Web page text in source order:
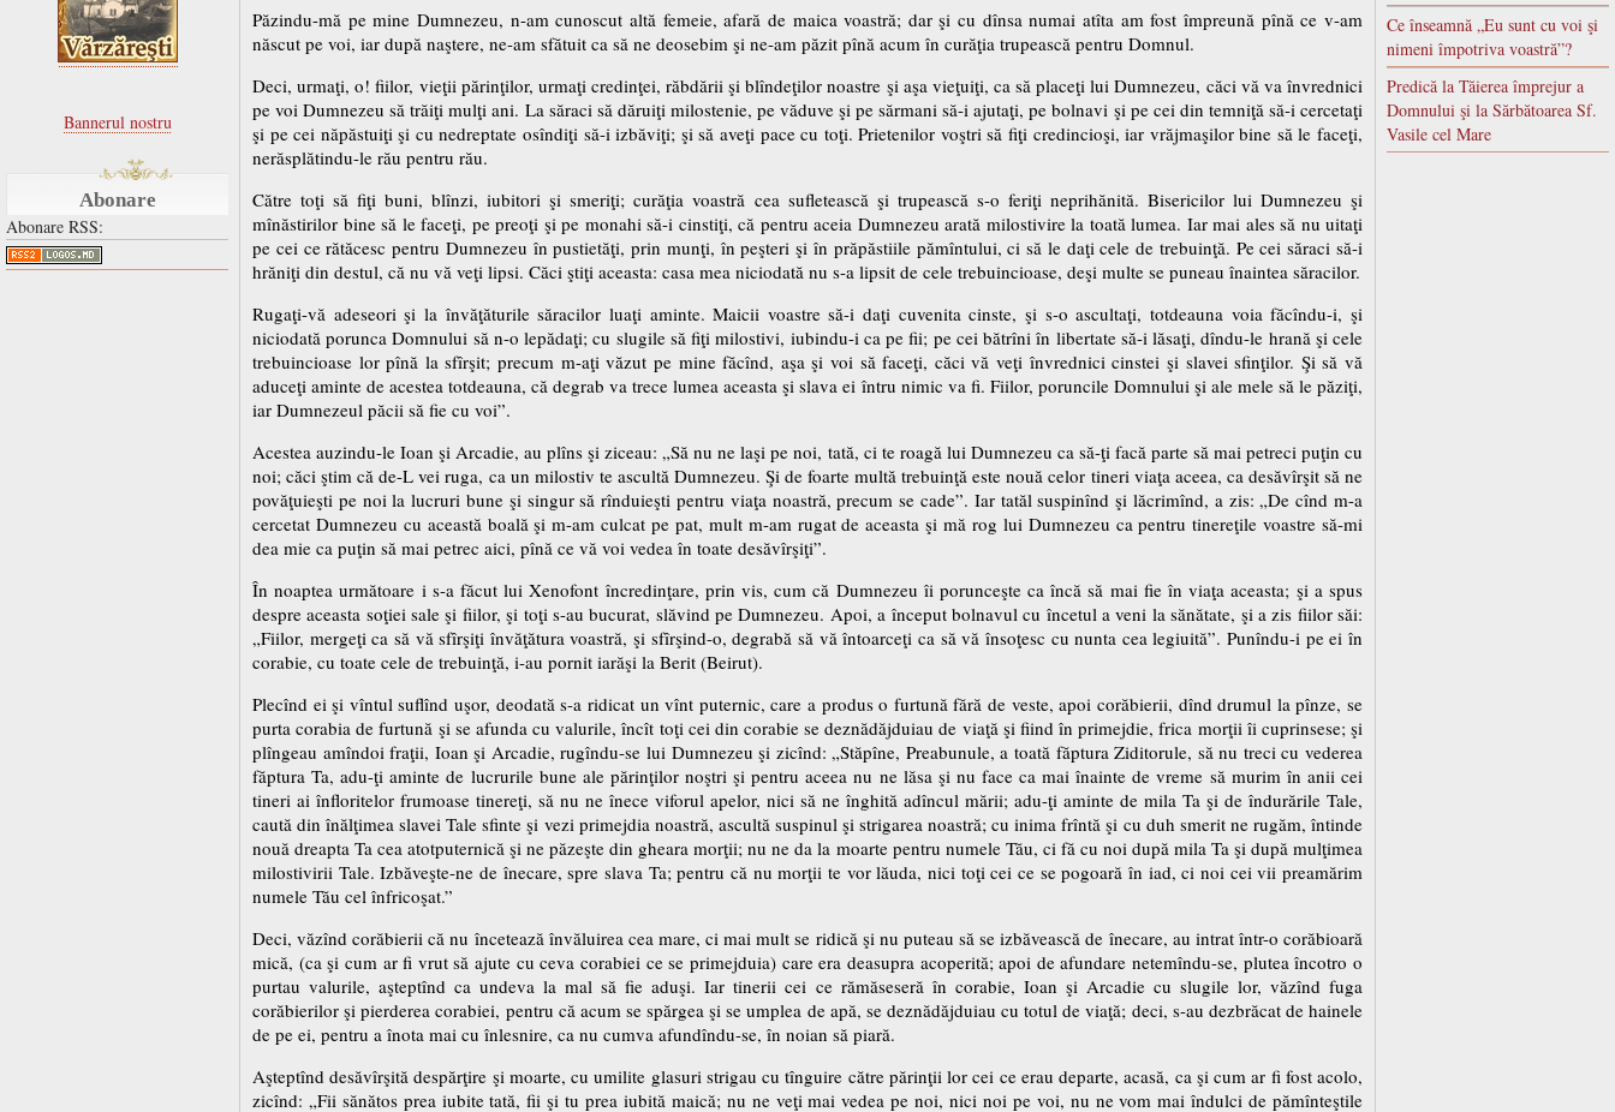
Bannerul nostru
Abonare
Abonare RSS:
Ce înseamnă „Eu sunt cu voi şi
nimeni împotriva voastră”?
Predică la Tăierea împrejur a
Domnului şi la Sărbătoarea Sf.
Vasile cel Mare
Păzindu-mă pe mine Dumnezeu, n-am cunoscut altă femeie, afară de maica voastră; dar şi cu dînsa numai atîta am fost împreună pînă ce v-am
născut pe voi, iar după naştere, ne-am sfătuit ca să ne deosebim şi ne-am păzit pînă acum în curăţia trupească pentru Domnul.
Deci, urmaţi, o! fiilor, vieţii părinţilor, urmaţi credinţei, răbdării şi blîndeţilor noastre şi aşa vieţuiţi, ca să placeţi lui Dumnezeu, căci vă va învrednici
pe voi Dumnezeu să trăiţi mulţi ani. La săraci să dăruiţi milostenie, pe văduve şi pe sărmani să-i ajutaţi, pe bolnavi şi pe cei din temniţă să-i cercetaţi
şi pe cei năpăstuiţi şi cu nedreptate osîndiţi să-i izbăviţi; şi să aveţi pace cu toţi. Prietenilor voştri să fiţi credincioşi, iar vrăjmaşilor bine să le faceţi,
nerăsplătindu-le rău pentru rău.
Către toţi să fiţi buni, blînzi, iubitori şi smeriţi; curăţia voastră cea sufletească şi trupească s-o feriţi neprihănită. Bisericilor lui Dumnezeu şi
mînăstirilor bine să le faceţi, pe preoţi şi pe monahi să-i cinstiţi, că pentru aceia Dumnezeu arată milostivire la toată lumea. Iar mai ales să nu uitaţi
pe cei ce rătăcesc pentru Dumnezeu în pustietăţi, prin munţi, în peşteri şi în prăpăstiile pămîntului, ci să le daţi cele de trebuinţă. Pe cei săraci să-i
hrăniţi din destul, că nu vă veţi lipsi. Căci ştiţi aceasta: casa mea niciodată nu s-a lipsit de cele trebuincioase, deşi multe se puneau înaintea săracilor.
Rugaţi-vă adeseori şi la învăţăturile săracilor luaţi aminte. Maicii voastre să-i daţi cuvenita cinste, şi s-o ascultaţi, totdeauna voia făcîndu-i, şi
niciodată porunca Domnului să n-o lepădaţi; cu slugile să fiţi milostivi, iubindu-i ca pe fii; pe cei bătrîni în libertate să-i lăsaţi, dîndu-le hrană şi cele
trebuincioase lor pînă la sfîrşit; precum m-aţi văzut pe mine făcînd, aşa şi voi să faceţi, căci vă veţi învrednici cinstei şi slavei sfinţilor. Şi să vă
aduceţi aminte de acestea totdeauna, că degrab va trece lumea aceasta şi slava ei întru nimic va fi. Fiilor, poruncile Domnului şi ale mele să le păziţi,
iar Dumnezeul păcii să fie cu voi”.
Acestea auzindu-le Ioan şi Arcadie, au plîns şi ziceau: „Să nu ne laşi pe noi, tată, ci te roagă lui Dumnezeu ca să-ţi facă parte să mai petreci puţin cu
noi; căci ştim că de-L vei ruga, ca un milostiv te ascultă Dumnezeu. Şi de foarte multă trebuinţă este nouă celor tineri viaţa aceea, ca desăvîrşit să ne
povăţuieşti pe noi la lucruri bune şi singur să rînduieşti pentru viaţa noastră, precum se cade”. Iar tatăl suspinînd şi lăcrimînd, a zis: „De cînd m-a
cercetat Dumnezeu cu această boală şi m-am culcat pe pat, mult m-am rugat de aceasta şi mă rog lui Dumnezeu ca pentru tinereţile voastre să-mi
dea mie ca puţin să mai petrec aici, pînă ce vă voi vedea în toate desăvîrşiţi”.
În noaptea următoare i s-a făcut lui Xenofont încredinţare, prin vis, cum că Dumnezeu îi porunceşte ca încă să mai fie în viaţa aceasta; şi a spus
despre aceasta soţiei sale şi fiilor, şi toţi s-au bucurat, slăvind pe Dumnezeu. Apoi, a început bolnavul cu încetul a veni la sănătate, şi a zis fiilor săi:
„Fiilor, mergeţi ca să vă sfîrşiţi învăţătura voastră, şi sfîrşind-o, degrabă să vă întoarceţi ca să vă însoţesc cu nunta cea legiuită”. Punîndu-i pe ei în
corabie, cu toate cele de trebuinţă, i-au pornit iarăşi la Berit (Beirut).
Plecînd ei şi vîntul suflînd uşor, deodată s-a ridicat un vînt puternic, care a produs o furtună fără de veste, apoi corăbierii, dînd drumul la pînze, se
purta corabia de furtună şi se afunda cu valurile, încît toţi cei din corabie se deznădăjduiau de viaţă şi fiind în primejdie, frica morţii îi cuprinsese; şi
plîngeau amîndoi fraţii, Ioan şi Arcadie, rugîndu-se lui Dumnezeu şi zicînd: „Stăpîne, Preabunule, a toată făptura Ziditorule, să nu treci cu vederea
făptura Ta, adu-ţi aminte de lucrurile bune ale părinţilor noştri şi pentru aceea nu ne lăsa şi nu face ca mai înainte de vreme să murim în anii cei
tineri ai înfloritelor frumoase tinereţi, să nu ne înece viforul apelor, nici să ne înghită adîncul mării; adu-ţi aminte de mila Ta şi de îndurările Tale,
caută din înălţimea slavei Tale sfinte şi vezi primejdia noastră, ascultă suspinul şi strigarea noastră; cu inima frîntă şi cu duh smerit ne rugăm, întinde
nouă dreapta Ta cea atotputernică şi ne păzeşte din gheara morţii; nu ne da la moarte pentru numele Tău, ci fă cu noi după mila Ta şi după mulţimea
milostivirii Tale. Izbăveşte-ne de înecare, spre slava Ta; pentru că nu morţii te vor lăuda, nici toţi cei ce se pogoară în iad, ci noi cei vii preamărim
numele Tău cel înfricoşat.”
Deci, văzînd corăbierii că nu încetează învăluirea cea mare, ci mai mult se ridică şi nu puteau să se izbăvească de înecare, au intrat într-o corăbioară
mică, (ca şi cum ar fi vrut să ajute cu ceva corabiei ce se primejduia) care era deasupra acoperită; apoi de afundare netemîndu-se, plutea încotro o
purtau valurile, aşteptînd ca undeva la mal să fie aduşi. Iar tinerii cei ce rămăseseră în corabie, Ioan şi Arcadie cu slugile lor, văzînd fuga
corăbierilor şi pierderea corabiei, pentru că acum se spărgea şi se umplea de apă, se deznădăjduiau cu totul de viaţă; deci, s-au dezbrăcat de hainele
de pe ei, pentru a înota mai cu înlesnire, ca nu cumva afundîndu-se, în noian să piară.
Aşteptînd desăvîrşită despărţire şi moarte, cu umilite glasuri strigau cu tînguire către părinţii lor cei ce erau departe, acasă, ca şi cum ar fi fost acolo,
zicînd: „Fii sănătos prea iubite tată, fii şi tu prea iubită maică; nu ne veţi mai vedea pe noi, nici noi pe voi, nu ne vom mai îndulci de pămînteştile